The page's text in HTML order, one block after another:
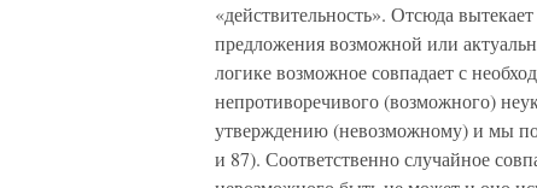
«действительность». Отсюда
предложения возможной или
логике возможное совпадает с
непротиворечивого (возможного)
утверждению (невозможному) и мы
и 87). Соответственно случайное